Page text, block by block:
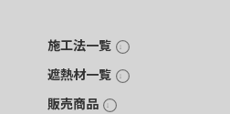
施工法一覧
遮熱材一覧
販売商品